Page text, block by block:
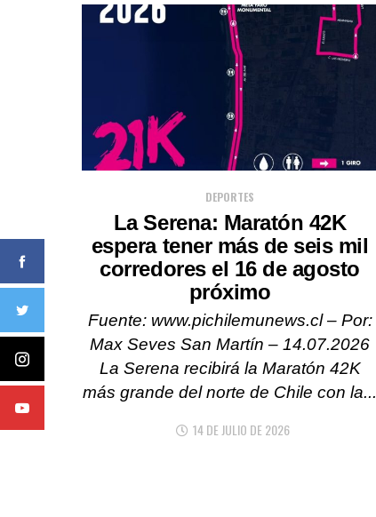
DEPORTES
La Serena: Maratón 42K
espera tener más de seis mil
corredores el 16 de agosto
próximo
Fuente: www.pichilemunews.cl – Por:
Max Seves San Martín – 14.07.2026
La Serena recibirá la Maratón 42K
más grande del norte de Chile con la...
14 DE JULIO DE 2026